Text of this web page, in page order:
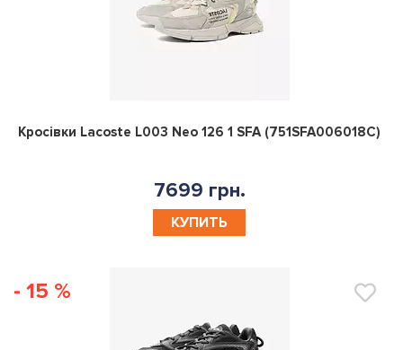
0
Кросівки Lacoste L003 Neo 126 1 SFA (751SFA006018C)
7699 грн.
КУПИТЬ
- 15 %